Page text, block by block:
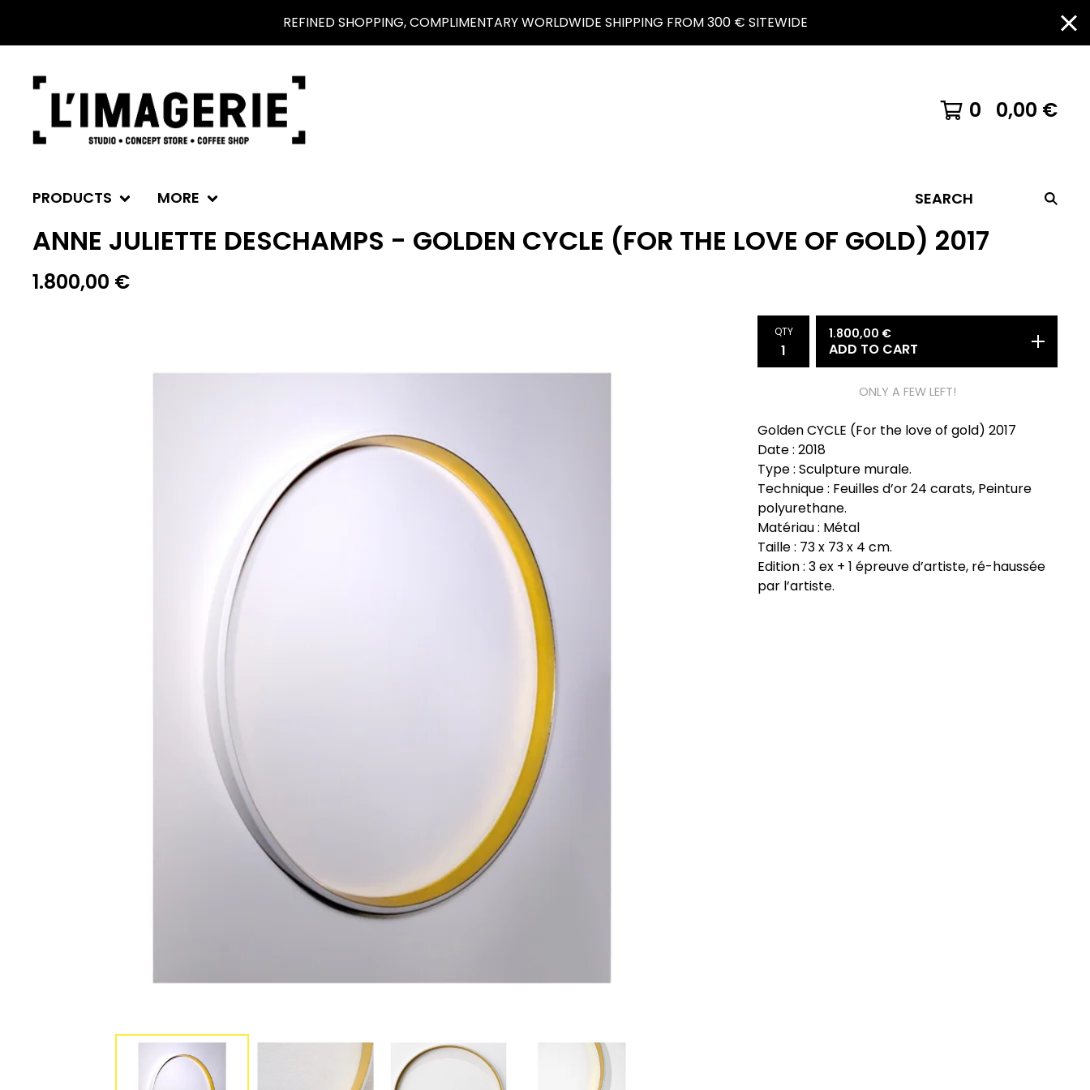
REFINED SHOPPING, COMPLIMENTARY WORLDWIDE SHIPPING FROM 300 € SITEWIDE
0 0,00 €
PRODUCTS MORE SEARCH
ANNE JULIETTE DESCHAMPS - GOLDEN CYCLE (FOR THE LOVE OF GOLD) 2017
1.800,00 €
QTY 1.800,00 €
ADD TO CART
ONLY A FEW LEFT!
Golden CYCLE (For the love of gold) 2017
Date : 2018
Type : Sculpture murale.
Technique : Feuilles d’or 24 carats, Peinture
polyurethane.
Matériau : Métal
Taille : 73 x 73 x 4 cm.
Edition : 3 ex + 1 épreuve d’artiste, ré-haussée
par l’artiste.